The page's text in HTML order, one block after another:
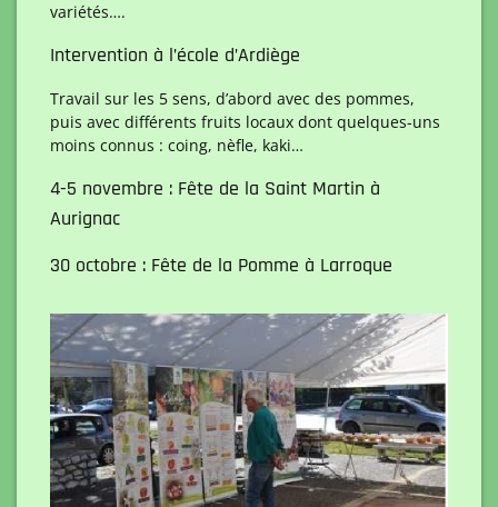
variétés….
Intervention à l’école d’Ardiège
Travail sur les 5 sens, d’abord avec des pommes,
puis avec différents fruits locaux dont quelques-uns
moins connus : coing, nèfle, kaki…
4-5 novembre : Fête de la Saint Martin à
Aurignac
30 octobre : Fête de la Pomme à Larroque